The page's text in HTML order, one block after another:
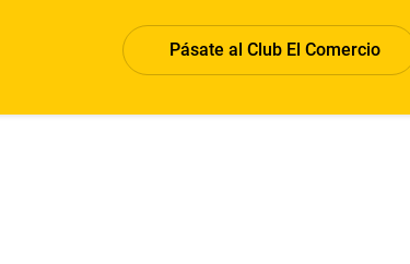
Pásate al Club El Comercio